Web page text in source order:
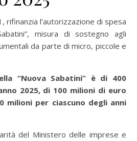
rifinanzia l’autorizzazione di spesa
misura di sostegno agli
da parte di micro, piccole e
“Nuova Sabatini” è di 400
2025, di 100 milioni di euro
milioni per ciascuno degli anni
del Ministero delle imprese e